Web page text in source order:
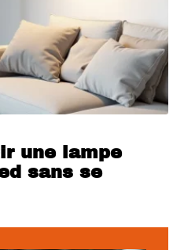
une lampe
sans se